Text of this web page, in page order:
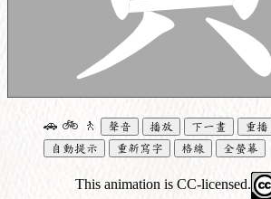
🚗 🚲 🚶 聲音 播放 下一畫 重播
自動提示
重新寫字 格線 全螢幕
This animation is CC-licensed.